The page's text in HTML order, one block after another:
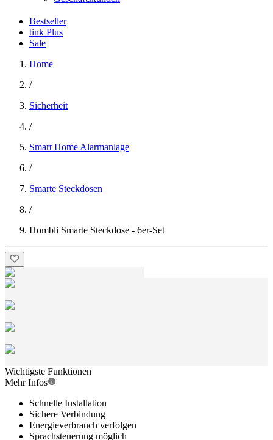
Bestseller
tink Plus
Sale
Home
/
Sicherheit
/
Smart Home Alarmanlage
/
Smarte Steckdosen
/
Hombli Smarte Steckdose - 6er-Set
Wichtigste Funktionen
Mehr Infos
Schnelle Installation
Sichere Verbindung
Energieverbrauch verfolgen
Sprachsteuerung möglich